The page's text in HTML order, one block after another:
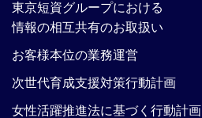
東京短資グループにおける
情報の相互共有のお取扱い
お客様本位の業務運営
次世代育成支援対策行動計画
女性活躍推進法に基づく行動計画